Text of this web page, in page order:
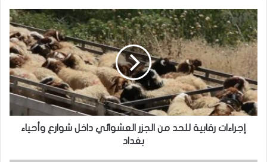
إ
ج
ر
ء
ا
ت
ر
ق
إجراءات رقابية للحد من الجزر العشوائي داخل شوارع وأحياء
بغداد